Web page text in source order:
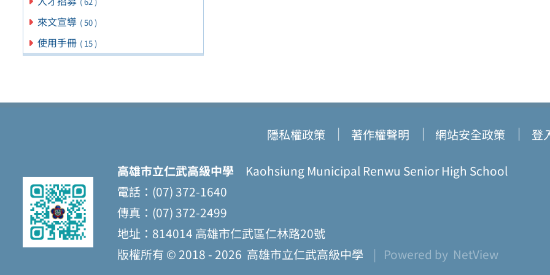
來文宣導 ( 50 )
使用手冊 ( 15 )
隱私權政策 著作權聲明 網站安全政策 登
高雄市立仁武高級中學 Kaohsiung Municipal Renwu Senior High School
電話：(07) 372-1640
傳真：(07) 372-2499
地址：814014 高雄市仁武區仁林路20號
版權所有 © 2018 - 2026 高雄市立仁武高級中學 | Powered by NetView